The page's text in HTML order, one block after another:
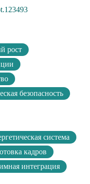
рост
безопасность
система
кадров
интеграция